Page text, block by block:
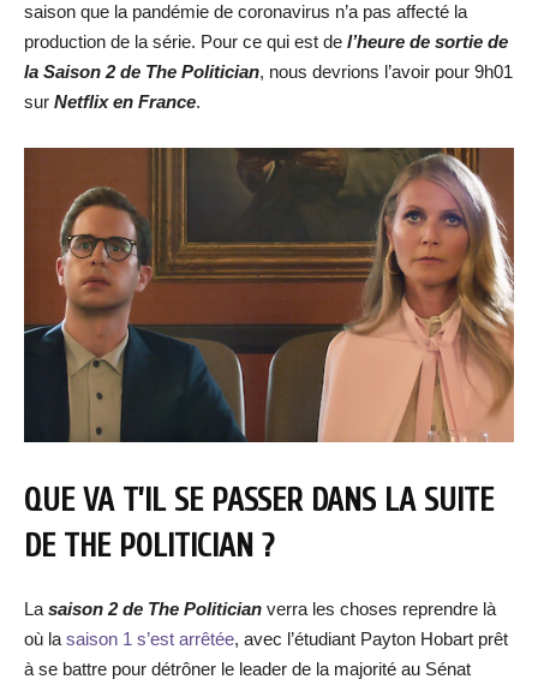
saison que la pandémie de coronavirus n’a pas affecté la
production de la série. Pour ce qui est de l’heure de sortie de
la Saison 2 de The Politician, nous devrions l’avoir pour 9h01
sur Netflix en France.
QUE VA T’IL SE PASSER DANS LA SUITE
DE THE POLITICIAN ?
La saison 2 de The Politician verra les choses reprendre là
où la saison 1 s’est arrêtée, avec l’étudiant Payton Hobart prêt
à se battre pour détrôner le leader de la majorité au Sénat